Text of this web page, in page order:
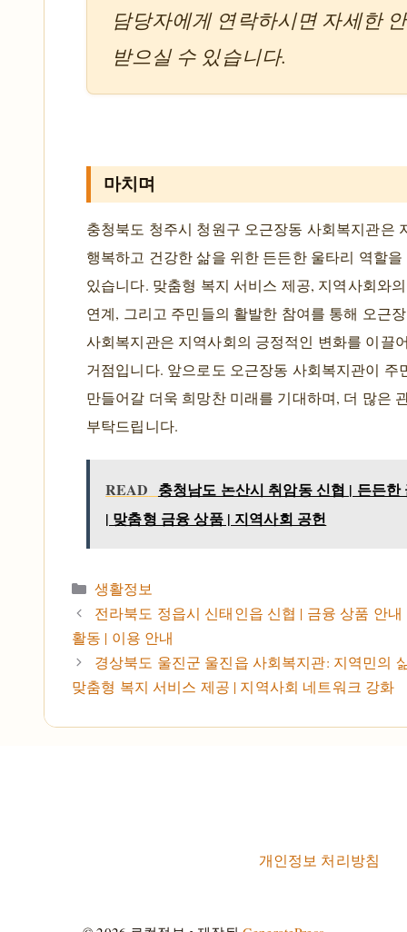
담당자에게 연락하시면 자세한
받으실 수 있습니다.
마치며
충청북도 청주시 청원구 오근장동 사회복지관은
행복하고 건강한 삶을 위한 든든한 울타리 역할
있습니다. 맞춤형 복지 서비스 제공, 지역사회와
연계, 그리고 주민들의 활발한 참여를 통해 오근
사회복지관은 지역사회의 긍정적인 변화를 이끌
거점입니다. 앞으로도 오근장동 사회복지관이 주
만들어갈 더욱 희망찬 미래를 기대하며, 더 많은
부탁드립니다.
READ 충청남도 논산시 취암동 신협 | 든든한
| 맞춤형 금융 상품 | 지역사회 공헌
카테고리
생활정보
전라북도 정읍시 신태인읍 신협 | 금융 상품 안
활동 | 이용 안내
경상북도 울진군 울진읍 사회복지관: 지역민의
맞춤형 복지 서비스 제공 | 지역사회 네트워크 강화
개인정보 처리방침